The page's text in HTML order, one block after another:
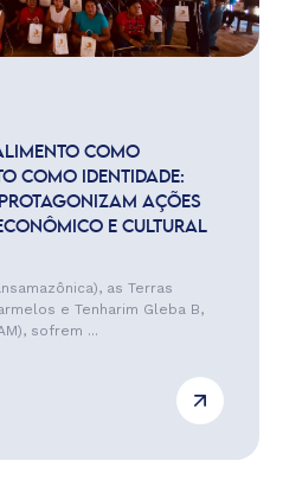
COMO
COMO IDENTIDADE:
AÇÕES
E CULTURAL
as Terras
e Tenharim Gleba B,
sofrem ...